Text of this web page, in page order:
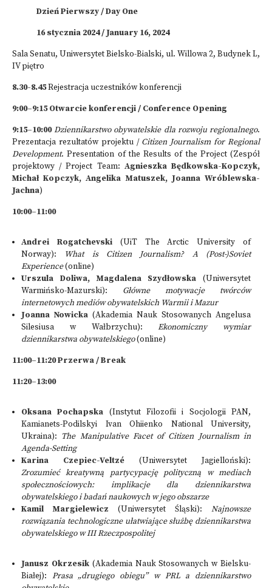
Dzień Pierwszy / Day One
16 stycznia 2024 / January 16, 2024
Sala Senatu, Uniwersytet Bielsko-Bialski, ul. Willowa 2, Budynek L,
IV piętro
8.30-8.45Rejestracja uczestników konferencji
9:00–9:15 Otwarcie konferencji / Conference Opening
9:15–10:00Dziennikarstwo obywatelskie dla rozwoju regionalnego.
Prezentacja rezultatów projektu / Citizen Journalism for Regional
Development. Presentation of the Results of the Project (Zespół
projektowy / Project Team: Agnieszka Będkowska-Kopczyk,
Michał Kopczyk, Angelika Matuszek, Joanna Wróblewska-
Jachna)
10:00–11:00
Andrei Rogatchevski(UiT The Arctic University of
Norway): What is Citizen Journalism? A (Post-)Soviet
Experience(online)
Urszula Doliwa, Magdalena Szydłowska (Uniwersytet
Warmińsko-Mazurski): Główne motywacje twórców
internetowych mediów obywatelskich Warmii i Mazur
Joanna Nowicka (Akademia Nauk Stosowanych Angelusa
Silesiusa w Wałbrzychu):Ekonomiczny wymiar
dziennikarstwa obywatelskiego(online)
11:00–11:20 Przerwa / Break
11:20–13:00
Oksana Pochapska (Instytut Filozofii i Socjologii PAN,
Kamianets-Podilskyi Ivan Ohiienko National University,
Ukraina): The Manipulative Facet of Citizen Journalism in
Agenda-Setting
Karina Czepiec-Veltzé (Uniwersytet Jagielloński):
Zrozumieć kreatywną partycypację polityczną w mediach
społecznościowych: implikacje dla dziennikarstwa
obywatelskiego i badań naukowych w jego obszarze
Kamil Margielewicz (Uniwersytet Śląski): Najnowsze
rozwiązania technologiczne ułatwiające służbę dziennikarstwa
obywatelskiego w III Rzeczpospolitej
Janusz Okrzesik (Akademia Nauk Stosowanych w Bielsku-
Białej): Prasa „drugiego obiegu” w PRL a dziennikarstwo